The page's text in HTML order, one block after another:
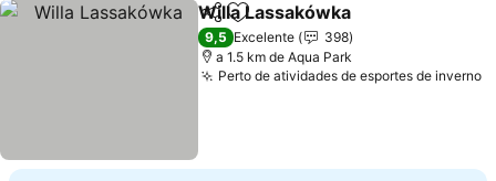
PartilharAdicionar aos favoritos
Willa Lassakówka
9,5 Excelente
398
a 1.5 km de Aqua Park
Perto de atividades de esportes de inverno